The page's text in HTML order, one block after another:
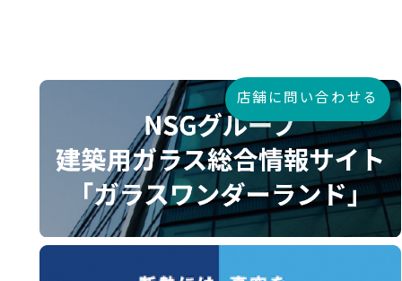
店舗に問い合わせる